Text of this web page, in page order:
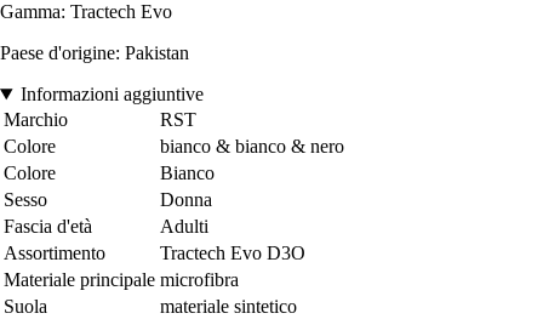
Gamma: Tractech Evo
Paese d'origine: Pakistan
Informazioni aggiuntive
Marchio
RST
Colore
bianco & bianco & nero
Colore
Bianco
Sesso
Donna
Fascia d'età
Adulti
Assortimento
Tractech Evo D3O
Materiale principale microfibra
Suola
materiale sintetico